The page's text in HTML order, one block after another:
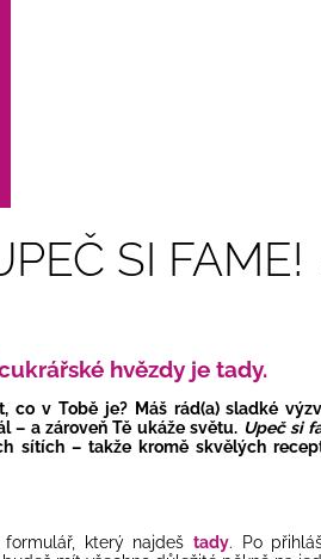
SI FAME!
hvězdy je tady.
co v Tobě je? Máš rád(a) sladké
– a zároveň Tě ukáže světu. Upeč si
sítích – takže kromě skvělých
formulář, který najdeštady. Po